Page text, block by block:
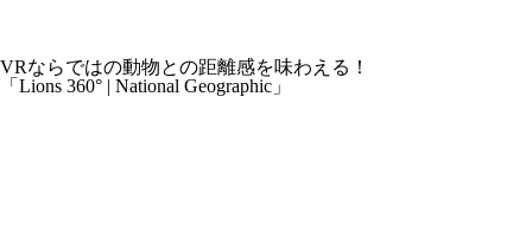
VRならではの動物との距離感を味わえる！
「Lions 360° | National Geographic」